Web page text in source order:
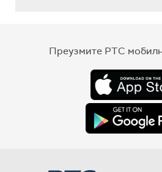
Преузмите РТС